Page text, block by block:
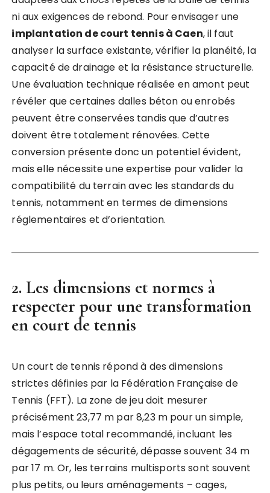
ni aux exigences de rebond. Pour envisager une
implantation de court tennis à Caen, il faut
analyser la surface existante, vérifier la planéité, la
capacité de drainage et la résistance structurelle.
Une évaluation technique réalisée en amont peut
révéler que certaines dalles béton ou enrobés
peuvent être conservées tandis que d’autres
doivent être totalement rénovées. Cette
conversion présente donc un potentiel évident,
mais elle nécessite une expertise pour valider la
compatibilité du terrain avec les standards du
tennis, notamment en termes de dimensions
réglementaires et d’orientation.
2. Les dimensions et normes à
respecter pour une transformation
en court de tennis
Un court de tennis répond à des dimensions
strictes définies par la Fédération Française de
Tennis (FFT). La zone de jeu doit mesurer
précisément 23,77 m par 8,23 m pour un simple,
mais l’espace total recommandé, incluant les
dégagements de sécurité, dépasse souvent 34 m
par 17 m. Or, les terrains multisports sont souvent
plus petits, ou leurs aménagements – cages,